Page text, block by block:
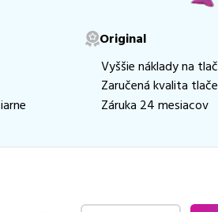
vybrať to
Original
Vyššie náklady na tlač
Zaručená kvalita tlače
Záruka 24 mesiacov